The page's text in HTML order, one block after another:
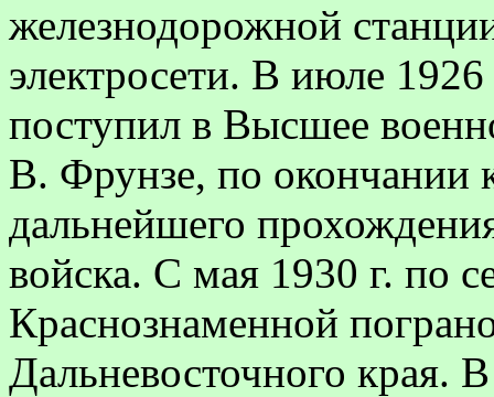
железнодорожной
электросети. В июле
поступил в Высшее
В. Фрунзе, по окончании
дальнейшего
войска. С мая 1930 г. по
Краснознаменной
Дальневосточного края.